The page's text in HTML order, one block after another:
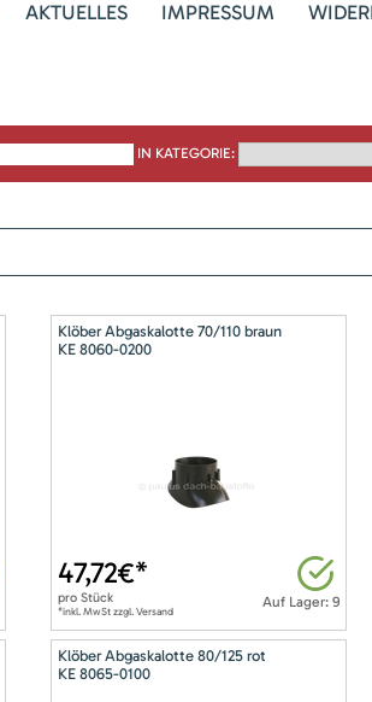
AKTUELLES IMPRESSUM
IN KATEGORIE:
Klöber Abgaskalotte 70/110 braun
KE 8060-0200
Auf Lager: 9
47,72€*
pro Stück
*inkl. MwSt zzgl. Versand
Klöber Abgaskalotte 80/125 rot
KE 8065-0100